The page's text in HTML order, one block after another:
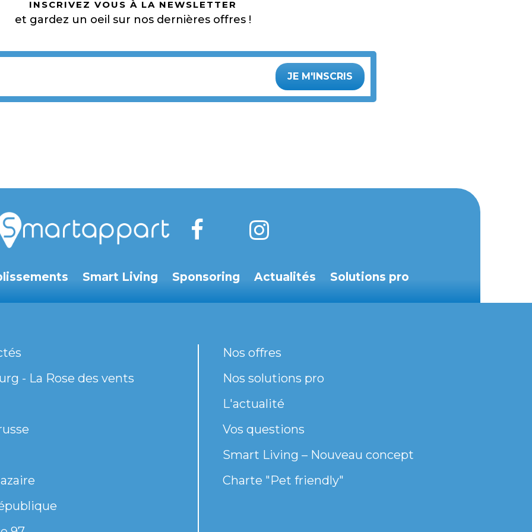
INSCRIVEZ VOUS À LA NEWSLETTER
et gardez un oeil sur nos dernières offres !
JE M'INSCRIS
Smart Living Sponsoring Actualités Solutions pro
- La Rose des vents
Nos offres
Nos solutions pro
L'actualité
Vos questions
Smart Living – Nouveau concept
Charte "Pet friendly"